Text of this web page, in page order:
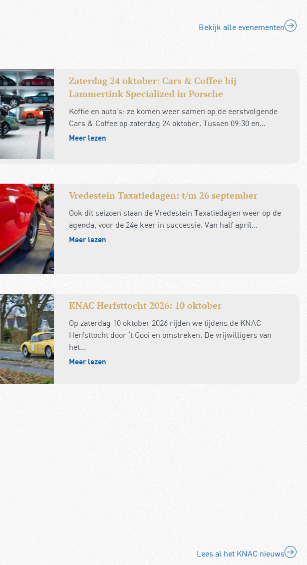
Bekijk alle evenementen
Zaterdag 24 oktober: Cars & Coffee bij
Lammertink Specialized in Porsche
Koffie en auto’s: ze komen weer samen op de eerstvolgende
Cars & Coffee op zaterdag 24 oktober. Tussen 09:30 en...
Meer lezen
Vredestein Taxatiedagen: t/m 26 september
Ook dit seizoen staan de Vredestein Taxatiedagen weer op de
agenda, voor de 24e keer in successie. Van half april...
Meer lezen
KNAC Herfsttocht 2026: 10 oktober
Op zaterdag 10 oktober 2026 rijden we tijdens de KNAC
Herfsttocht door ‘t Gooi en omstreken. De vrijwilligers van
het...
Meer lezen
Lees al het KNAC nieuws